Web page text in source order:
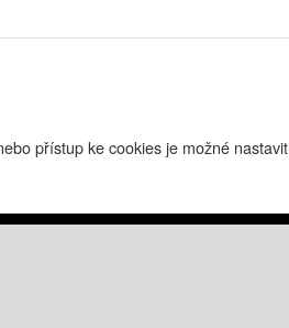
přístup ke cookies je možné nastavit